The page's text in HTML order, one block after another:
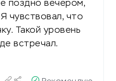
поздно вечером,
чувствовал, что
Такой уровень
встречал.